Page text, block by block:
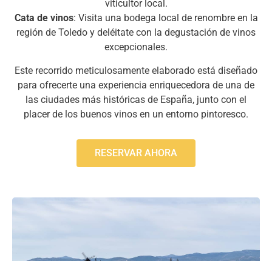
viticultor local.
Cata de vinos: Visita una bodega local de renombre en la
región de Toledo y deléitate con la degustación de vinos
excepcionales.
Este recorrido meticulosamente elaborado está diseñado
para ofrecerte una experiencia enriquecedora de una de
las ciudades más históricas de España, junto con el
placer de los buenos vinos en un entorno pintoresco.
RESERVAR AHORA